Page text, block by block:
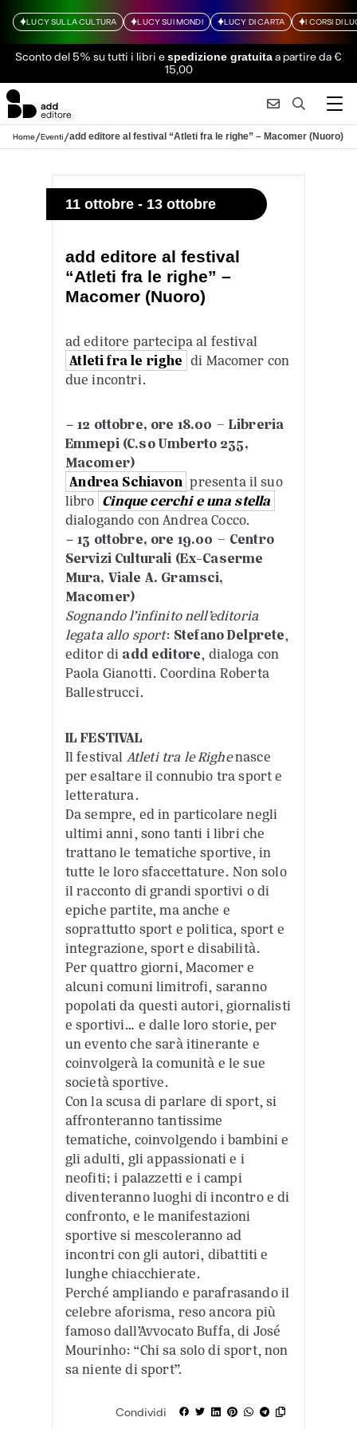
LUCY SULLA CULTURA LUCY SUI MONDI LUCY DI CARTA I CORSI DI
Sconto del 5% su tutti i libri espedizione gratuitaa partire da €
15,00
Home/Eventi/add editore al festival “Atleti fra le righe” – Macomer (Nuoro)
11 ottobre - 13 ottobre
add editore al festival
“Atleti fra le righe” –
Macomer (Nuoro)
ad editore partecipa al festival
Atleti fra le righe di Macomer con
due incontri.
–12 ottobre, ore 18.00 – Libreria
Emmepi (C.so Umberto 235,
Macomer)
Andrea Schiavon presenta il suo
libro Cinque cerchi e una stella
dialogando con Andrea Cocco.
–13 ottobre, ore 19.00 – Centro
Servizi Culturali (Ex-Caserme
Mura, Viale A. Gramsci,
Macomer)
Sognando l’infinito nell’editoria
legata allo sport: Stefano Delprete,
editor di add editore, dialoga con
Paola Gianotti. Coordina Roberta
Ballestrucci.
IL FESTIVAL
Il festival Atleti tra le Righenasce
per esaltare il connubio tra sport e
letteratura.
Da sempre, ed in particolare negli
ultimi anni, sono tanti i libri che
trattano le tematiche sportive, in
tutte le loro sfaccettature. Non solo
il racconto di grandi sportivi o di
epiche partite, ma anche e
soprattutto sport e politica, sport e
integrazione, sport e disabilità.
Per quattro giorni, Macomer e
alcuni comuni limitrofi, saranno
popolati da questi autori, giornalisti
e sportivi… e dalle loro storie, per
un evento che sarà itinerante e
coinvolgerà la comunità e le sue
società sportive.
Con la scusa di parlare di sport, si
affronteranno tantissime
tematiche, coinvolgendo i bambini e
gli adulti, gli appassionati e i
neofiti; i palazzetti e i campi
diventeranno luoghi di incontro e di
confronto, e le manifestazioni
sportive si mescoleranno ad
incontri con gli autori, dibattiti e
lunghe chiacchierate.
Perché ampliando e parafrasando il
celebre aforisma, reso ancora più
famoso dall’Avvocato Buffa, di José
Mourinho: “Chi sa solo di sport, non
sa niente di sport”.
Condividi